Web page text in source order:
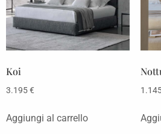
Koi
3.195€
Aggiungi al carrello